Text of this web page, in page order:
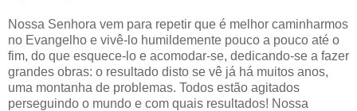
Nossa Senhora vem para repetir que é melhor caminharmos
no Evangelho e vivê-lo humildemente pouco a pouco até o
fim, do que esquece-lo e acomodar-se, dedicando-se a fazer
grandes obras: o resultado disto se vê já há muitos anos,
uma montanha de problemas. Todos estão agitados
perseguindo o mundo e com quais resultados! Nossa